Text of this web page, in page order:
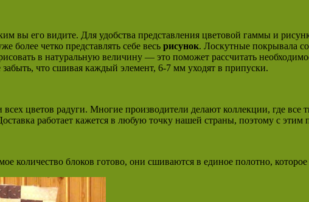
вы его видите. Для удобства представления цветовой гаммы и
более четко представлять себе весь рисунок. Лоскутные покрывала
в натуральную величину — это поможет рассчитать
что сшивая каждый элемент, 6-7 мм уходят в припуски.
цветов радуги. Многие производители делают коллекции, где все
работает кажется в любую точку нашей страны, поэтому с
количество блоков готово, они сшиваются в единое полотно, которое